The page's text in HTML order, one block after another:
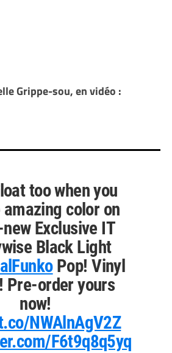
Grippe-sou, en vidéo :
too when you
color on
Exclusive IT
Black Light
Pop! Vinyl
Pre-order yours
now!
NWAlnAgV2Z
F6t9q8q5yq